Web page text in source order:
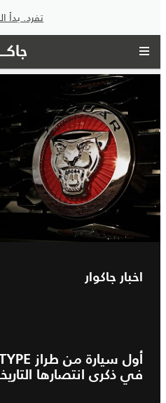
تفرد. بدأ
اخبار جاكوار
في ذكرى انتصارها